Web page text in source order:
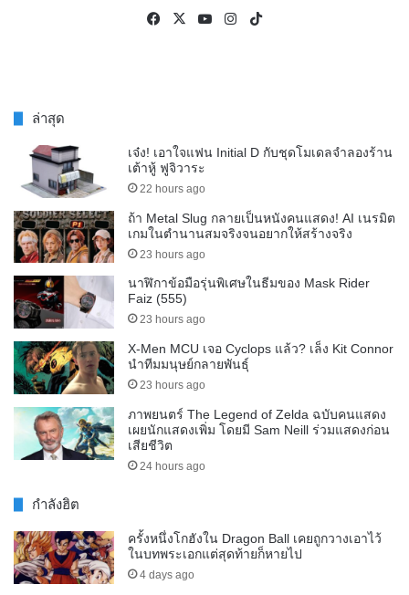
Facebook
X YouTubeInstagram
ล่าสุด
เจ๋ง! เอาใจแฟน Initial D กับชุดโมเดลจำลองร้าน
เต้าหู้ ฟูจิวาระ
22 hours ago
ถ้า Metal Slug กลายเป็นหนังคนแสดง! AI เนรมิต
เกมในตำนานสมจริงจนอยากให้สร้างจริง
23 hours ago
นาฬิกาข้อมือรุ่นพิเศษในธีมของ Mask Rider
Faiz (555)
23 hours ago
X-Men MCU เจอ Cyclops แล้ว? เล็ง Kit Connor
นำทีมมนุษย์กลายพันธุ์
23 hours ago
ภาพยนตร์ The Legend of Zelda ฉบับคนแสดง
เผยนักแสดงเพิ่ม โดยมี Sam Neill ร่วมแสดงก่อน
เสียชีวิต
24 hours ago
กำลังฮิต
ครั้งหนึ่งโกฮังใน Dragon Ball เคยถูกวางเอาไว้
ในบทพระเอกแต่สุดท้ายก็หายไป
4 days ago